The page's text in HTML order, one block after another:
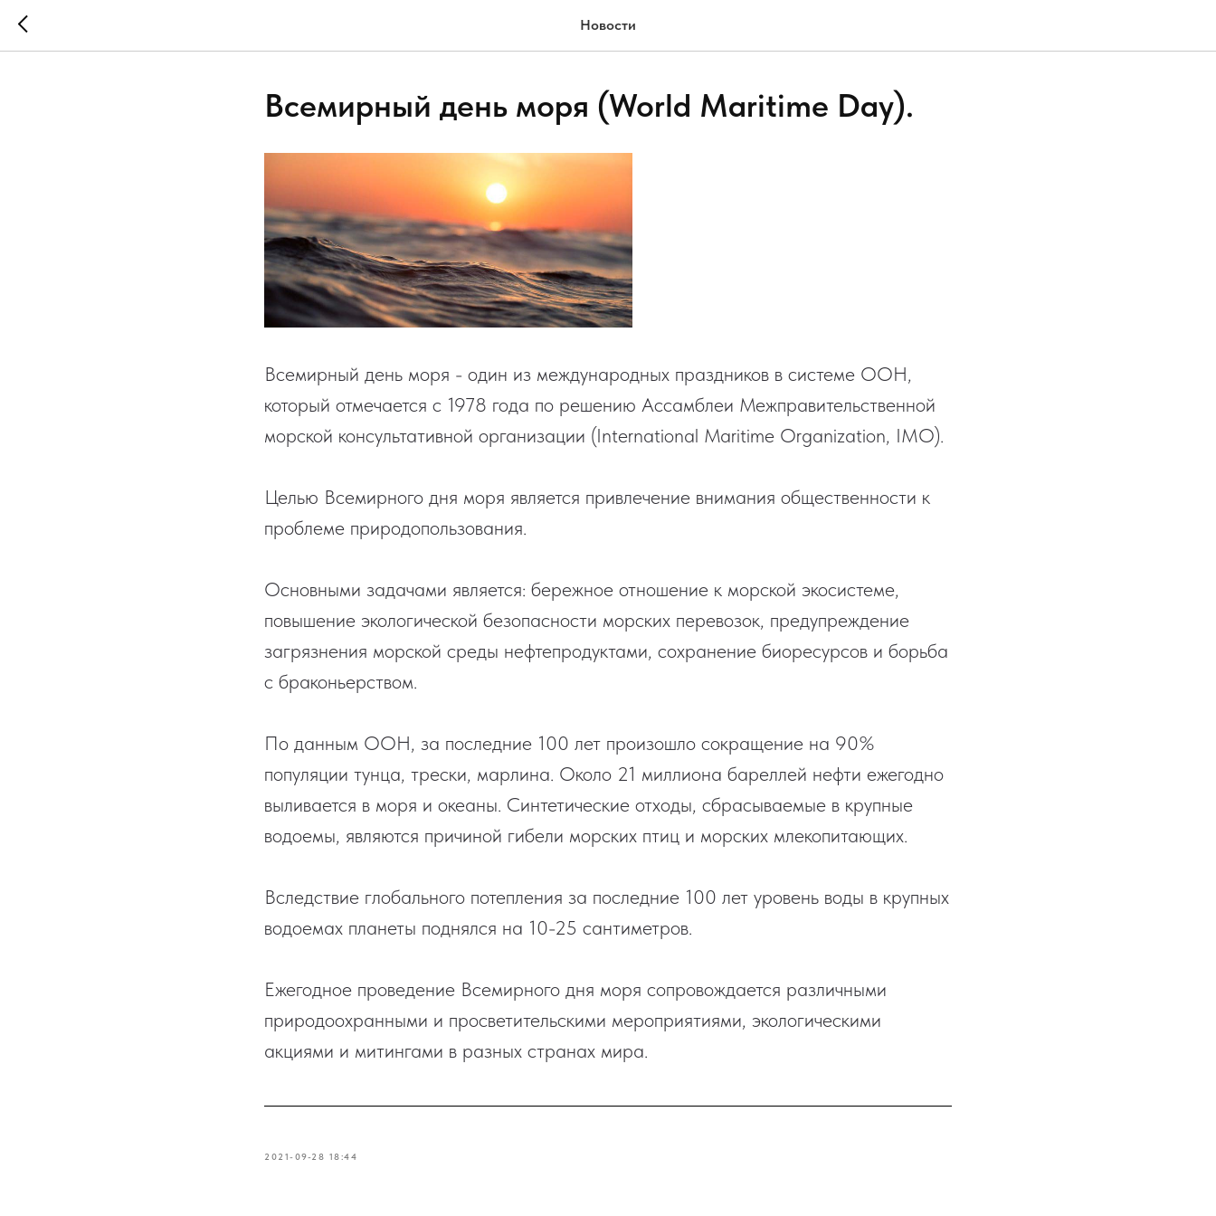
Новости
Всемирный день моря (World Maritime Day).
Всемирный день моря - один из международных праздников в системе ООН,
который отмечается с 1978 года по решению Ассамблеи Межправительственной
морской консультативной организации (International Maritime Organization, IMO).
Целью Всемирного дня моря является привлечение внимания общественности к
проблеме природопользования.
Основными задачами является: бережное отношение к морской экосистеме,
повышение экологической безопасности морских перевозок, предупреждение
загрязнения морской среды нефтепродуктами, сохранение биоресурсов и борьба
с браконьерством.
По данным ООН, за последние 100 лет произошло сокращение на 90%
популяции тунца, трески, марлина. Около 21 миллиона бареллей нефти ежегодно
выливается в моря и океаны. Синтетические отходы, сбрасываемые в крупные
водоемы, являются причиной гибели морских птиц и морских млекопитающих.
Вследствие глобального потепления за последние 100 лет уровень воды в крупных
водоемах планеты поднялся на 10-25 сантиметров.
Ежегодное проведение Всемирного дня моря сопровождается различными
природоохранными и просветительскими мероприятиями, экологическими
акциями и митингами в разных странах мира.
2021-09-28 18:44